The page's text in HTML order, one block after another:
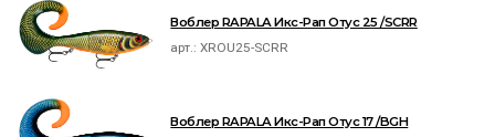
Воблер RAPALA Икс-Рап Отус 25 /SCRR
арт.:XROU25-SCRR
Воблер RAPALA Икс-Рап Отус 17 /BGH